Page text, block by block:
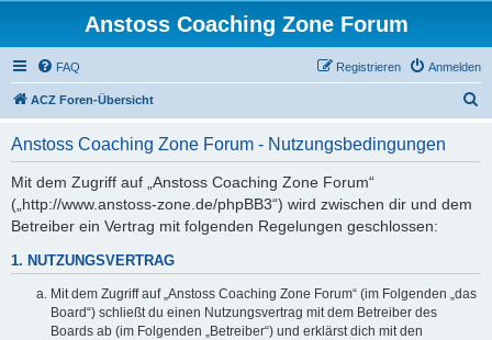
Anstoss Coaching Zone Forum
FAQ Anmelden
Registrieren
ACZ Foren-Übersicht
Anstoss Coaching Zone Forum - Nutzungsbedingungen
Mit dem Zugriff auf „Anstoss Coaching Zone Forum“
(„http://www.anstoss-zone.de/phpBB3“) wird zwischen dir und dem
Betreiber ein Vertrag mit folgenden Regelungen geschlossen:
1. NUTZUNGSVERTRAG
Mit dem Zugriff auf „Anstoss Coaching Zone Forum“ (im Folgenden „das
Board“) schließt du einen Nutzungsvertrag mit dem Betreiber des
Boards ab (im Folgenden „Betreiber“) und erklärst dich mit den